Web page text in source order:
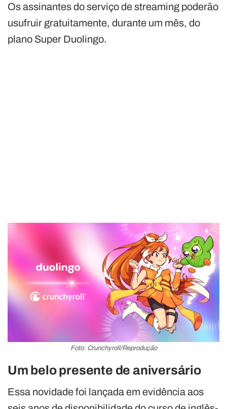
Os assinantes do serviço de streaming poderão
usufruir gratuitamente, durante um mês, do
plano Super Duolingo.
Foto: Crunchyroll/Reprodução
Um belo presente de aniversário
Essa novidade foi lançada em evidência aos